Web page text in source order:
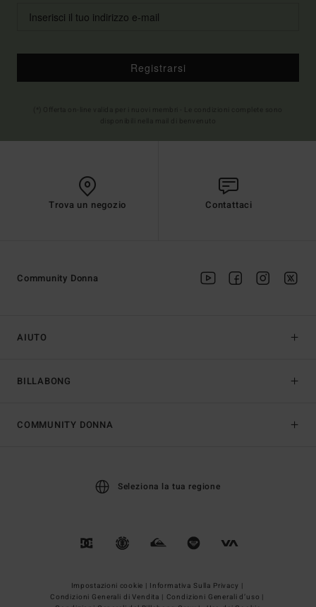
Registrarsi
Trova un negozio Contattaci
AIUTO
BILLABONG
Community Donna
COMMUNITY DONNA
Seleziona la tua regione
Impostazioni cookie | Informativa Sulla Privacy |
Condizioni Generali di Vendita | Condizioni Generali d’uso |